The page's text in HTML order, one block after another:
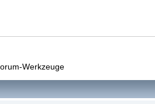
Werkzeuge